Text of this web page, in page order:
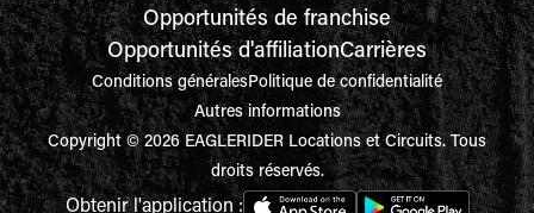
Opportunités de franchise
Opportunités d'affiliationCarrières
Conditions généralesPolitique de confidentialité
Autres informations
Copyright © 2026 EAGLERIDER Locations et Circuits. Tous
droits réservés.
Obtenir l'application :